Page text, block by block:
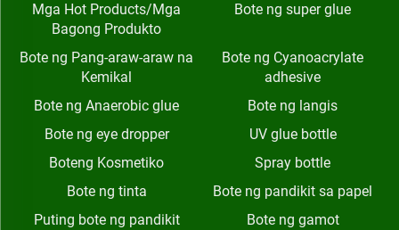
Mga Hot Products/Mga
Bagong Produkto
Bote ng super glue
Bote ng Pang-araw-araw na
Kemikal
Bote ng Cyanoacrylate
adhesive
Bote ng Anaerobic glue
Bote ng langis
Bote ng eye dropper
UV glue bottle
Boteng Kosmetiko
Spray bottle
Bote ng tinta
Bote ng pandikit sa papel
Puting bote ng pandikit
Bote ng gamot